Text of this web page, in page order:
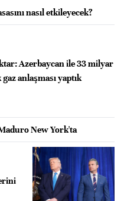
nasıl etkileyecek?
Azerbaycan ile 33 milyar
anlaşması yaptık
New York'ta